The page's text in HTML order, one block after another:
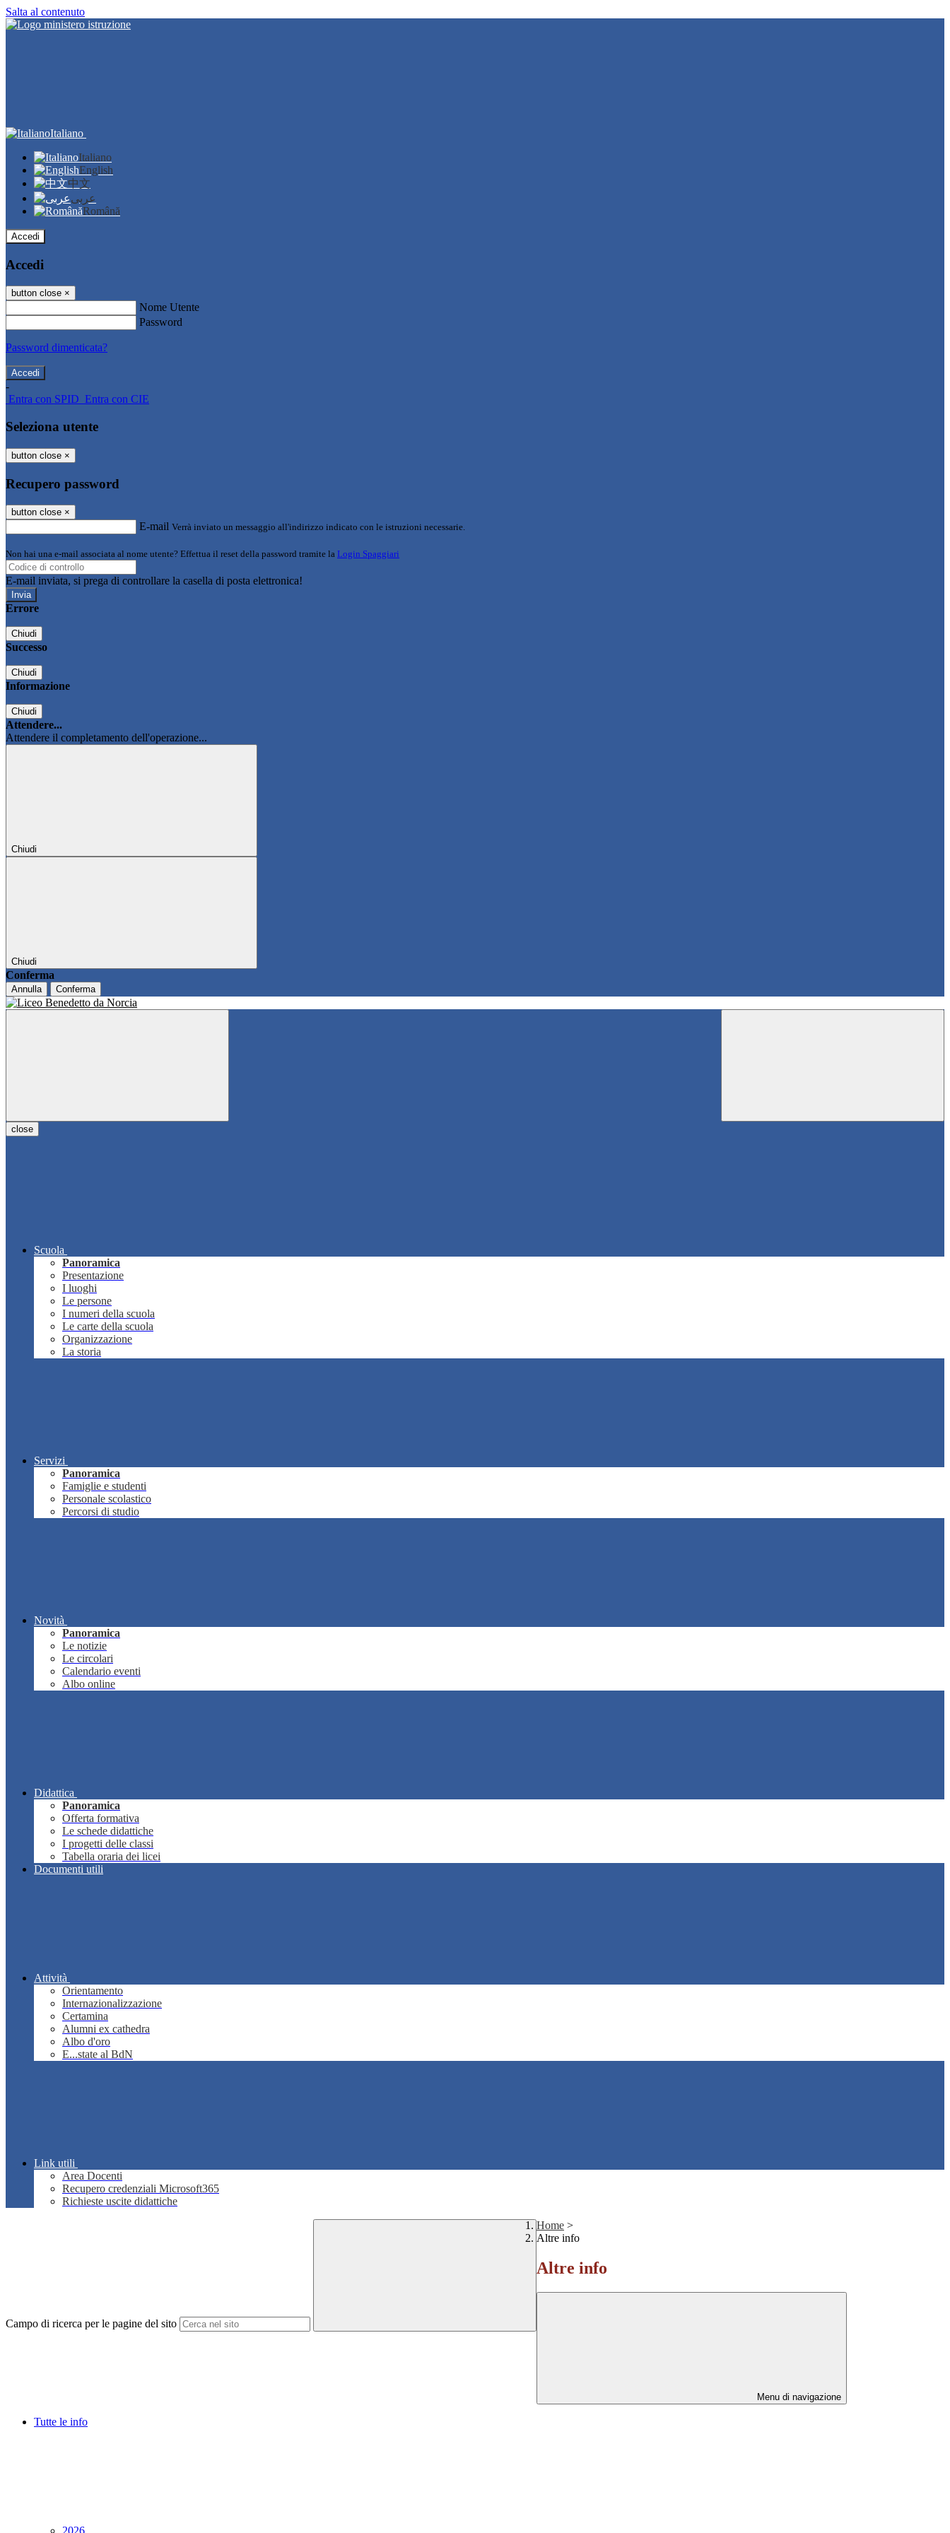
Salta al contenuto
Italiano
Italiano
English
中文
عربى
Română
Accedi
Accedi
button close ×
Nome Utente
Password
Password dimenticata?
-
Entra con SPID Entra con CIE
Seleziona utente
button close ×
Recupero password
button close ×
E-mail Verrà inviato un messaggio all'indirizzo indicato con le istruzioni necessarie.
Non hai una e-mail associata al nome utente? Effettua il reset della password tramite la Login Spaggiari
E-mail inviata, si prega di controllare la casella di posta elettronica!
Errore
Chiudi
Successo
Chiudi
Informazione
Chiudi
Attendere...
Attendere il completamento dell'operazione...
Chiudi
Chiudi
Conferma
Annulla Conferma
close
Scuola
Panoramica
Presentazione
I luoghi
Le persone
I numeri della scuola
Le carte della scuola
Organizzazione
La storia
Servizi
Panoramica
Famiglie e studenti
Personale scolastico
Percorsi di studio
Novità
Panoramica
Le notizie
Le circolari
Calendario eventi
Albo online
Didattica
Panoramica
Offerta formativa
Le schede didattiche
I progetti delle classi
Tabella oraria dei licei
Documenti utili
Attività
Orientamento
Internazionalizzazione
Certamina
Alumni ex cathedra
Albo d'oro
E...state al BdN
Link utili
Area Docenti
Recupero credenziali Microsoft365
Richieste uscite didattiche
Campo di ricerca per le pagine del sito
Home >
Altre info
Altre info
Menu di navigazione
Tutte le info